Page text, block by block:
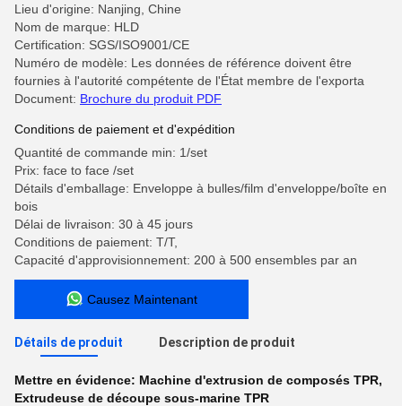
Lieu d'origine: Nanjing, Chine
Nom de marque: HLD
Certification: SGS/ISO9001/CE
Numéro de modèle: Les données de référence doivent être
fournies à l'autorité compétente de l'État membre de l'exporta
Document: Brochure du produit PDF
Conditions de paiement et d'expédition
Quantité de commande min: 1/set
Prix: face to face /set
Détails d'emballage: Enveloppe à bulles/film d'enveloppe/boîte en
bois
Délai de livraison: 30 à 45 jours
Conditions de paiement: T/T,
Capacité d'approvisionnement: 200 à 500 ensembles par an
Causez Maintenant
Détails de produit Description de produit
Mettre en évidence: Machine d'extrusion de composés TPR,
Extrudeuse de découpe sous-marine TPR